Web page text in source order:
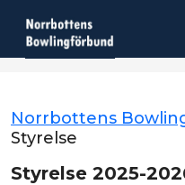
Norrbottens
Styrelse
Styrelse 2025-